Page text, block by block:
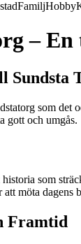
FamiljHobby
–
Sundsta
som det
gott och umgås.
som
möta dagens
Framtid